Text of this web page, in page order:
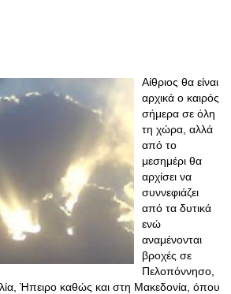
Αίθριος θα είναι
αρχικά ο καιρός
σήμερα σε όλη
τη χώρα, αλλά
από το
μεσημέρι θα
αρχίσει να
συννεφιάζει
από τα δυτικά
ενώ
αναμένονται
βροχές σε
Πελοπόννησο,
Ήπειρο καθώς και στη Μακεδονία, όπου